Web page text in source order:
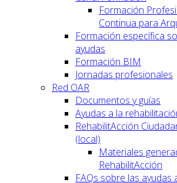
Formación
Continua para
Formación específica
ayudas
Formación BIM
Jornadas profesionales
Red OAR
Documentos y guías
Ayudas a la
RehabilitAcción
(local)
Materiales
RehabilitAcción
FAQs sobre las ayudas